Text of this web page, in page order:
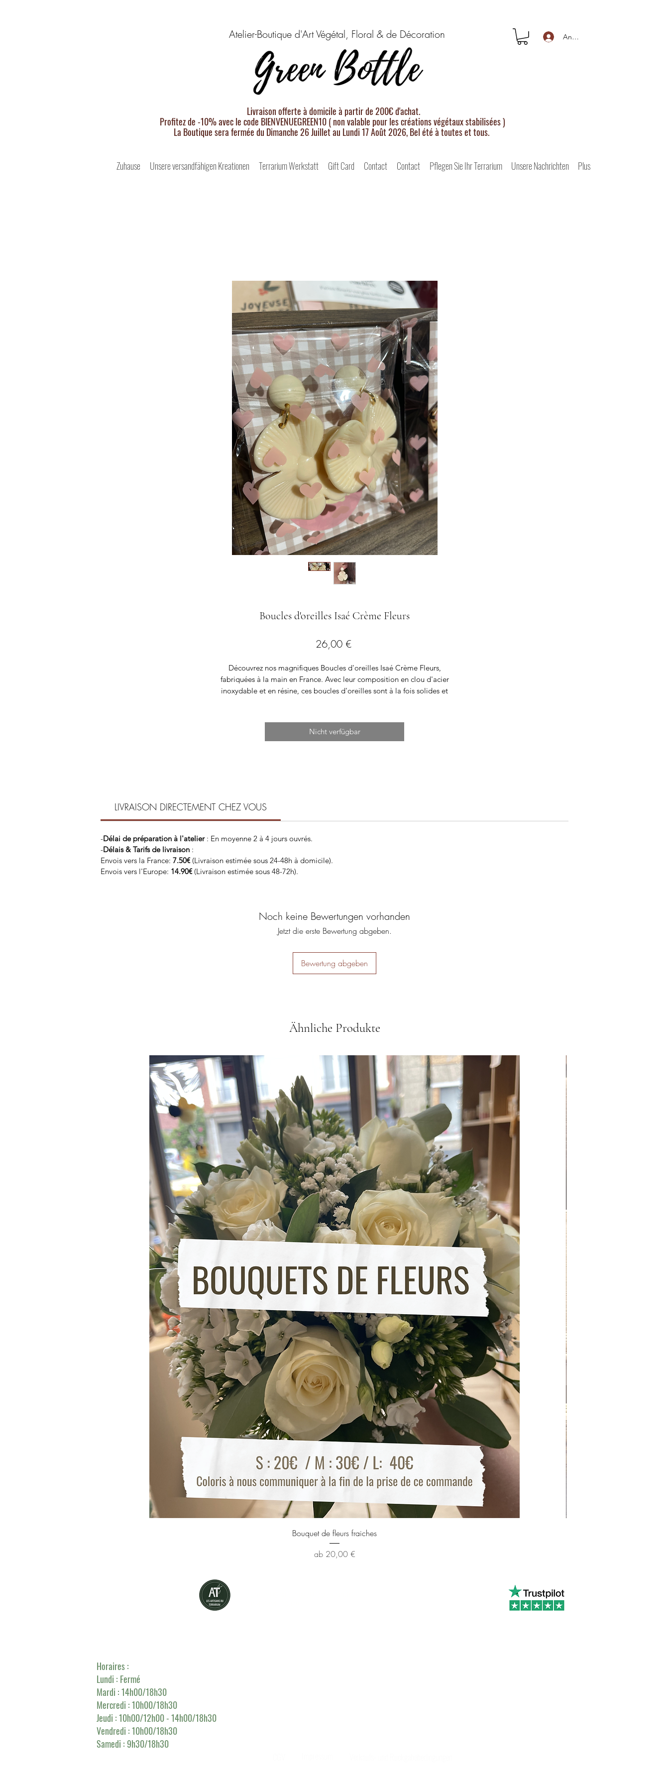
Atelier-Boutique d'Art Végétal, Floral & de Décoration Anmelden
Livraison offerte à domicile à partir de 200€ d'achat.
Profitez de -10% avec le code BIENVENUEGREEN10 ( non valable pour les créations végétaux stabilisées )
La Boutique sera fermée du Dimanche 26 Juillet au Lundi 17 Août 2026, Bel été à toutes et tous.
Zuhause Unsere versandfähigen Kreationen Terrarium Werkstatt Gift Card Contact Contact Pflegen Sie Ihr Terrarium Unsere Nachrichten Plus
Boucles d'oreilles Isaé Crème Fleurs
26,00 €Preis
Découvrez nos magnifiques Boucles d'oreilles Isaé Crème Fleurs,
fabriquées à la main en France. Avec leur composition en clou d'acier
inoxydable et en résine, ces boucles d'oreilles sont à la fois solides et
de délicatesse à toutes vos tenues. Avec une hauteur de 5,8 cm, ces
boucles d'oreilles ajouteront instantanément de l'élégance à votre look.
Nicht verfügbar
LIVRAISON DIRECTEMENT CHEZ VOUS
-Délai de préparation à l'atelier : En moyenne 2 à 4 jours ouvrés.
-Délais & Tarifs de livraison :
Envois vers la France: 7.50€(Livraison estimée sous 24-48h à domicile).
Envois vers l'Europe: 14.90€(Livraison estimée sous 48-72h).
Noch keine Bewertungen vorhanden
Jetzt die erste Bewertung abgeben.
Bewertung abgeben
Ähnliche Produkte
Schnellansicht
Bouquet de fleurs fraiches
ab 20,00 €
Sale-Preis
Horaires :
Lundi : Fermé
Mardi : 14h00/18h30
Mercredi :10h00/18h30
Jeudi : 10h00/12h00 - 14h00/18h30
Vendredi : 10h00/18h30
Samedi : 9h30/18h30